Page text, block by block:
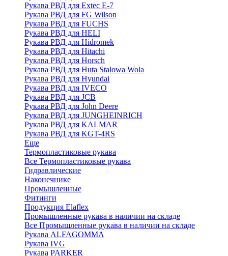
Рукава РВД для Extec E-7
Рукава РВД для FG Wilson
Рукава РВД для FUCHS
Рукава РВД для HELI
Рукава РВД для Hidromek
Рукава РВД для Hitachi
Рукава РВД для Horsch
Рукава РВД для Huta Stalowa Wola
Рукава РВД для Hyundai
Рукава РВД для IVECO
Рукава РВД для JCB
Рукава РВД для John Deere
Рукава РВД для JUNGHEINRICH
Рукава РВД для KALMAR
Рукава РВД для KGT-4RS
Еще
Термопластиковые рукава
Все Термопластиковые рукава
Гидравлические
Наконечнике
Промышленные
Фитинги
Продукция Elaflex
Промышленные рукава в наличии на складе
Все Промышленные рукава в наличии на складе
Рукава ALFAGOMMA
Рукава IVG
Рукава PARKER